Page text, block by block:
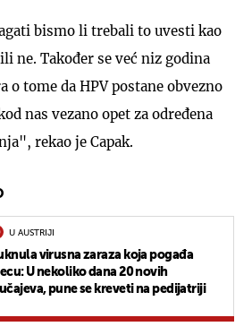
bismo li trebali to uvesti kao
ne. Također se već niz godina
o tome da HPV postane obvezno
nas vezano opet za određena
rekao je Capak.
U AUSTRIJI
virusna zaraza koja pogađa
U nekoliko dana 20 novih
pune se kreveti na pedijatriji